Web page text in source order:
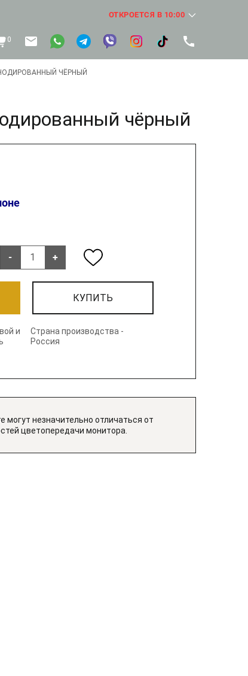
ОТКРОЕТСЯ В 10:00
0
ЧЁРНЫЙ
чёрный
- +
КУПИТЬ
и
Страна производства -
Россия
могут незначительно отличаться от
цветопередачи монитора.